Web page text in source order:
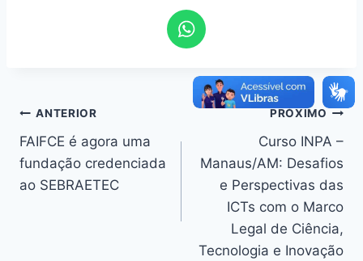
ANTERIOR
FAIFCE é agora uma
fundação credenciada
ao SEBRAETEC
PRÓXIMO
Curso INPA –
Manaus/AM: Desafios
e Perspectivas das
ICTs com o Marco
Legal de Ciência,
Tecnologia e Inovação